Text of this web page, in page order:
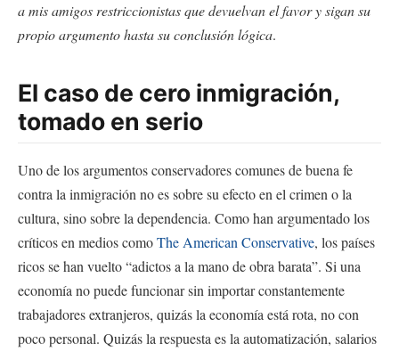
a mis amigos restriccionistas que devuelvan el favor y sigan su
propio argumento hasta su conclusión lógica.
El caso de cero inmigración,
tomado en serio
Uno de los argumentos conservadores comunes de buena fe
contra la inmigración no es sobre su efecto en el crimen o la
cultura, sino sobre la dependencia. Como han argumentado los
críticos en medios comoThe American Conservative, los países
ricos se han vuelto “adictos a la mano de obra barata”. Si una
economía no puede funcionar sin importar constantemente
trabajadores extranjeros, quizás la economía está rota, no con
poco personal. Quizás la respuesta es la automatización, salarios